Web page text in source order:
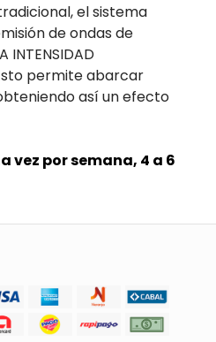
el sistema
de ondas de
INTENSIDAD
Esto permite abarcar
así un efecto
vez por semana, 4 a 6